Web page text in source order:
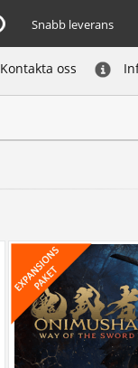
Snabb leverans
Kontakta oss